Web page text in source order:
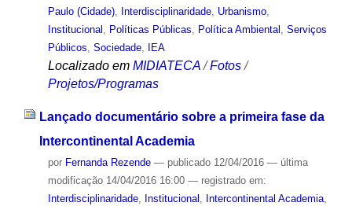
Paulo (Cidade), Interdisciplinaridade, Urbanismo,
Institucional
Políticas Públicas Política Ambiental Serviços
Públicos Sociedade, IEA
Localizado em MIDIATECA /Fotos /
Projetos/Programas
Lançado documentário sobre a primeira fase da
Intercontinental Academia
por Fernanda Rezende — publicado12/04/2016 — última
modificação14/04/2016 16:00 — registrado em:
Interdisciplinaridade, Institucional , Intercontinental Academia,